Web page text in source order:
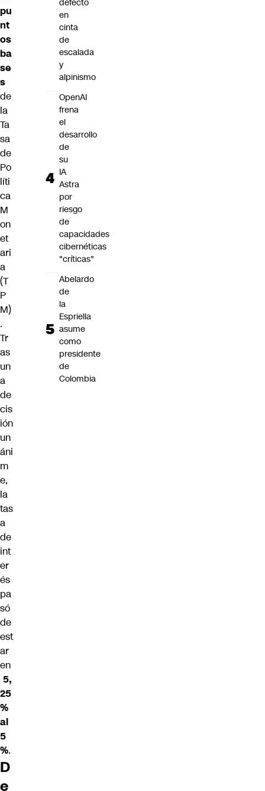
pu
nt
os
ba
se
s
de
la
Ta
sa
de
Po
líti
ca
M
on
et
ari
a
(T
P
M)
.
Tr
as
un
a
de
cis
ión
un
áni
m
e,
la
tas
a
de
int
er
és
pa
só
de
est
ar
en
5,
25
%
al
5
%.
D
e
defecto
en
cinta
de
escalada
y
alpinismo
OpenAI
frena
el
desarrollo
de
su
IA
Astra
por
riesgo
de
capacidades
cibernéticas
"críticas"
Abelardo
de
la
Espriella
asume
como
presidente
de
Colombia